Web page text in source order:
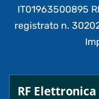
IT01963500895
registrato n.
RF Elettronica